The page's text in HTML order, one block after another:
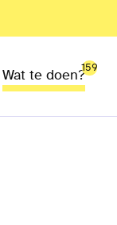
Wat te doen?159